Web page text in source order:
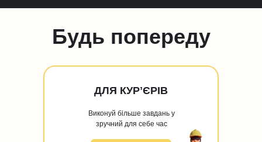
Будь попереду
ДЛЯ КУРʼЄРІВ
Виконуй більше завдань у
зручний для себе час